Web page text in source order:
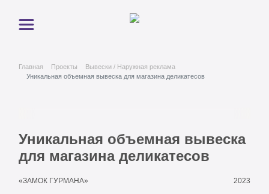
Главная Проекты
Вывески / Наружная реклама
Уникальная объемная вывеска для магазина деликатесов
Уникальная объемная вывеска
для магазина деликатесов
«ЗАМОК ГУРМАНА» 2023